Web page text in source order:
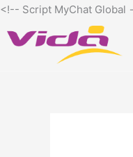
<!-- Script MyChat Global
Ir
para